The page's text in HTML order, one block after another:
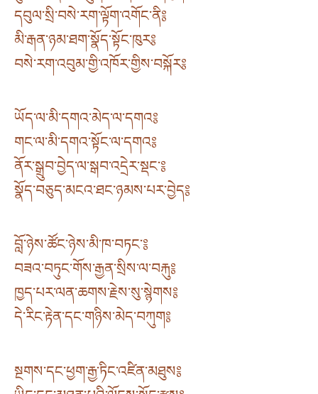
དབུལ་སྲི་བསེ་རག་ལྟོག་འགོང་ནི༔
མི་རྒན་ཉམ་ཐག་སྣོད་སྟོང་ཁུར༔
བསེ་རག་འབུམ་གྱི་འཁོར་གྱིས་བསྐོར༔
ཡོད་ལ་མི་དགའ་མེད་ལ་དགའ༔
གང་ལ་མི་དགའ་སྟོང་ལ་དགའ༔
ནོར་སྒྲུབ་བྱེད་ལ་སྒབ་འདྲེར་སྡང་༔
སྣོད་བཅུད་མངའ་ཐང་ཉམས་པར་བྱེད༔
བློ་ཉེས་ཚོང་ཉེས་མི་ཁ་བཏང་༔
བཟའ་བཏུང་གོས་རྒྱན་སྲིས་ལ་བརྐུ༔
ཁྱད་པར་ལན་ཆགས་རྗེས་སུ་སྙེགས༔
དེ་རིང་རྟེན་དང་གཉིས་མེད་བཀུག༔
སྔགས་དང་ཕྱག་རྒྱ་ཏིང་འཛིན་མཐུས༔